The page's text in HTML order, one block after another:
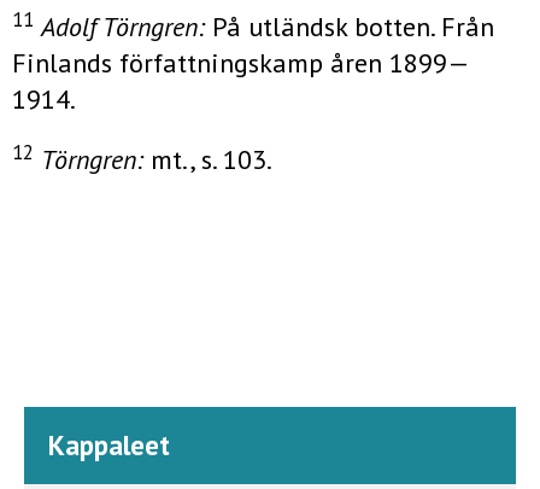
11 Adolf Törngren: På utländsk botten. Från
Finlands författningskamp åren 1899—
1914.
12 Törngren: mt., s. 103.
Kappaleet